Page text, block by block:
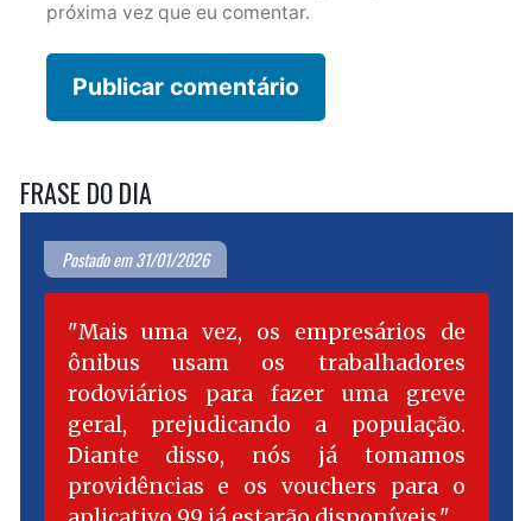
próxima vez que eu comentar.
FRASE DO DIA
Postado em 31/01/2026
Mais uma vez, os empresários de
ônibus usam os trabalhadores
rodoviários para fazer uma greve
geral, prejudicando a população.
Diante disso, nós já tomamos
providências e os vouchers para o